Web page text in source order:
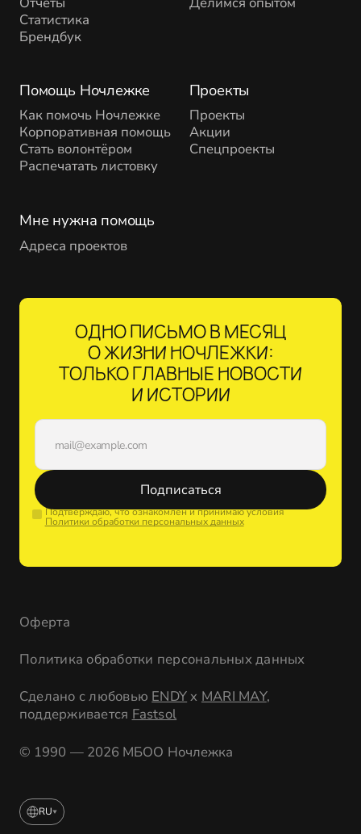
Статистика
Брендбук
Помощь Ночлежке
Как помочь Ночлежке
Корпоративная помощь
Стать волонтёром
Распечатать листовку
Проекты
Проекты
Акции
Спецпроекты
Мне нужна помощь
Адреса проектов
ОДНО ПИСЬМО В МЕСЯЦ
О ЖИЗНИ НОЧЛЕЖКИ:
ТОЛЬКО ГЛАВНЫЕ НОВОСТИ
И ИСТОРИИ
Подписаться
Подтверждаю, что ознакомлен и принимаю условия
Политики обработки персональных данных
© 1990 — 2026 МБОО Ночлежка
Оферта
Политика обработки персональных данных
Сделано с любовью ENDYx MARI MAY,
поддерживается Fastsol
RU